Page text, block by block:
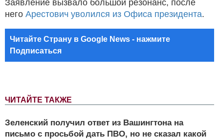
ЧИТАЙТЕ ТАКЖЕ
Зеленский получил ответ из Вашингтона на
письмо с просьбой дать ПВО, но не сказал какой
Заявление вызвало большой резонанс, после
него Арестович уволился из Офиса президента.
Читайте Страну в Google News - нажмите
Подписаться